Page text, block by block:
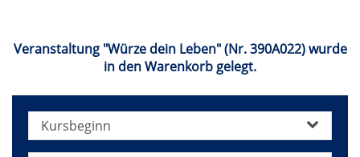
Veranstaltung "Würze dein Leben" (Nr. 390A022) wurde
in den Warenkorb gelegt.
Kursbeginn